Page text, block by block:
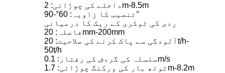
داخلے کی چوڑائی: 2m-8.5m
تنصیب کا زاویہ: 60°-90°
ردی کی ٹوکری کے ریک کا درمیانی
فاصلہ: 20mm-200mm
آلودگی سے پاک کرنے کی صلاحیت: 20t/h-
50t/h
سلسلہ کی گردش کی رفتار: 0.1m/s
ٹوتھ بار کی ورکنگ چوڑائی: 1.7m-8.2m